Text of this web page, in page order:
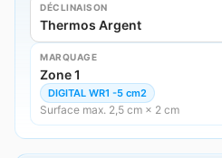
DÉCLINAISON
Thermos Argent
MARQUAGE
Zone 1
DIGITAL WR1 -5 cm2
Surface max. 2,5 cm × 2 cm